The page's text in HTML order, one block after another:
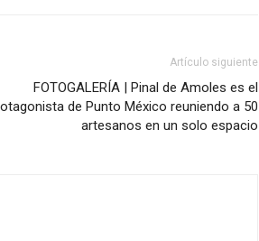
Artículo siguiente
FOTOGALERÍA | Pinal de Amoles es el
de Punto México reuniendo a 50
artesanos en un solo espacio